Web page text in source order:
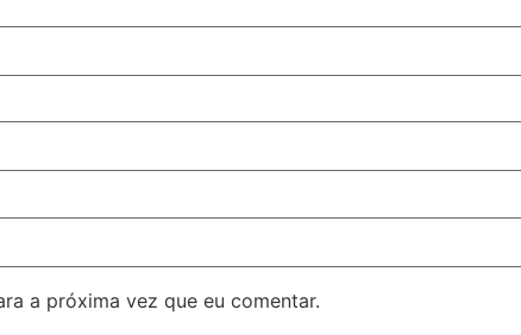
a próxima vez que eu comentar.